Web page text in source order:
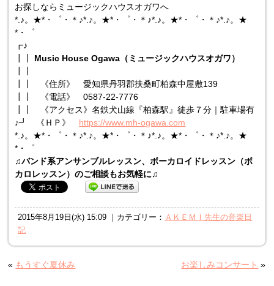
お探しならミュージックハウスオガワへ
*.♪。★*・゜・＊♪*.♪。★*・゜・＊♪*.♪。★*・゜・＊♪*.♪。★
*・゜
┏♪
Music House Ogawa（ミュージックハウスオガワ）
┃┃ 《住所》 愛知県丹羽郡扶桑町柏森中屋敷139
┃┃ 《電話》 0587-22-7776
┃┃ 《アクセス》名鉄犬山線『柏森駅』徒歩７分｜駐車場有
♪┛ 《ＨＰ》 https://www.mh-ogawa.com
*.♪。★*・゜・＊♪*.♪。★*・゜・＊♪*.♪。★*・゜・＊♪*.♪。★
*・゜
♫バンド系アンサンブルレッスン、ボーカロイドレッスン（ボ
カロレッスン）のご相談もお気軽に♫
2015年8月19日(水) 15:09 ｜カテゴリー： ＡＫＥＭＩ先生の音楽日
記
« もうすぐ夏休み お楽しみコンサート »